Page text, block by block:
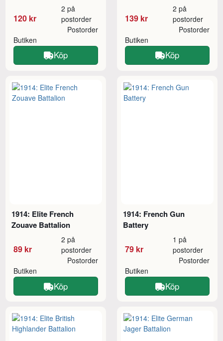
120 kr
2 på
postorder
Butiken
Postorder
Köp
139 kr
2 på
postorder
Butiken
Postorder
Köp
1914: Elite French
Zouave Battalion
89 kr
2 på
postorder
Butiken
Postorder
Köp
1914: French Gun
Battery
79 kr
1 på
postorder
Butiken
Postorder
Köp